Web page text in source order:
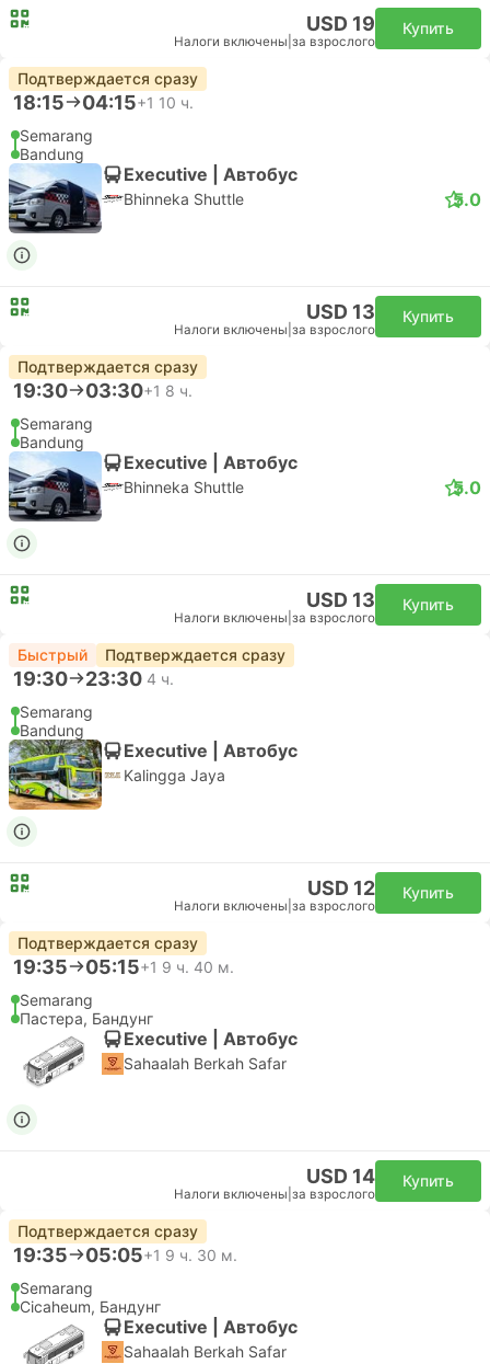
USD 19
Налоги включены за взрослого
Купить
Подтверждается сразу
18:15 04:15+1 10 ч.
Semarang
Bandung
Executive | Автобус
Bhinneka Shuttle 5.0
USD 13
Налоги включены за взрослого
Купить
Подтверждается сразу
19:30 03:30+1 8 ч.
Semarang
Bandung
Executive | Автобус
Bhinneka Shuttle 5.0
USD 13
Налоги включены за взрослого
Купить
Быстрый Подтверждается сразу
19:30 23:30 4 ч.
Semarang
Bandung
Executive | Автобус
Kalingga Jaya
USD 12
Налоги включены за взрослого
Купить
Подтверждается сразу
19:35 05:15+1 9 ч. 40 м.
Semarang
Пастера, Бандунг
Executive | Автобус
Sahaalah Berkah Safar
USD 14
Налоги включены за взрослого
Купить
Подтверждается сразу
19:35 05:05+1 9 ч. 30 м.
Semarang
Cicaheum, Бандунг
Executive | Автобус
Sahaalah Berkah Safar